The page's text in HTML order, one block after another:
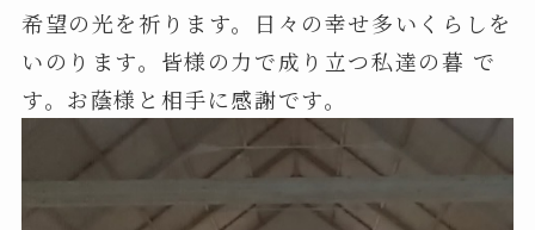
希望の光を祈ります。日々の幸せ多いくらしを
いのります。皆様の力で成り立つ私達の暮 で
す。お蔭様と相手に感謝です。